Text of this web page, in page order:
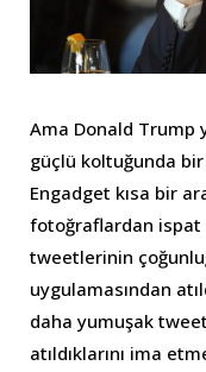
Ama Donald Trump
güçlü koltuğunda bir
Engadget kısa bir
fotoğraflardan ispat
tweetlerinin
uygulamasından
daha yumuşak
atıldıklarını ima